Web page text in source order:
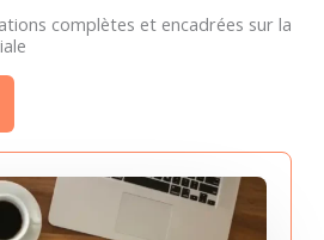
complètes et encadrées sur la